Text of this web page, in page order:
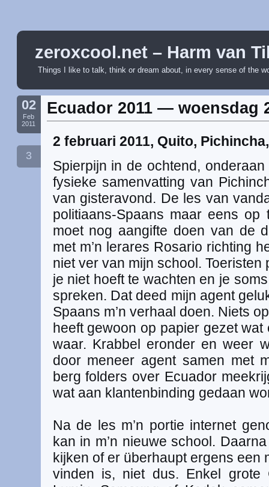
zeroxcool.net – Harm van
Things I like to talk, think or dream about, in every sense of the
02
Feb
2011
3
Ecuador 2011 — woensdag
2 februari 2011, Quito,
Spierpijn in de ochtend,
fysieke samenvatting van
van gisteravond. De les van
politiaans-Spaans maar eens
moet nog aangifte doen van de
met m’n lerares Rosario richting
niet ver van mijn school.
je niet hoeft te wachten en je
spreken. Dat deed mijn agent
Spaans m’n verhaal doen. Niets
heeft gewoon op papier gezet
waar. Krabbel eronder en weer
door meneer agent samen met
berg folders over Ecuador
wat aan klantenbinding gedaan
Na de les m’n portie internet
kan in m’n nieuwe school.
kijken of er überhaupt ergens een
vinden is, niet dus. Enkel grote